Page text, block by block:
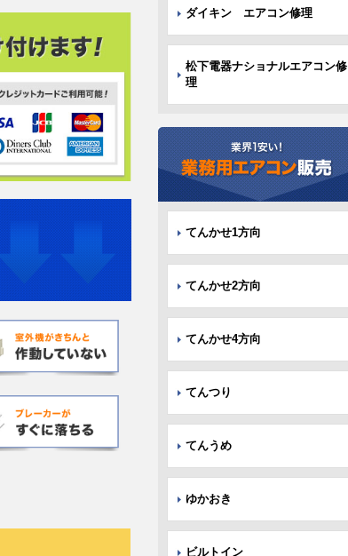
ダイキン エアコン修理
松下電器ナショナルエアコン修
理
てんかせ1方向
てんかせ2方向
てんかせ4方向
てんつり
てんうめ
ゆかおき
ビルトイン